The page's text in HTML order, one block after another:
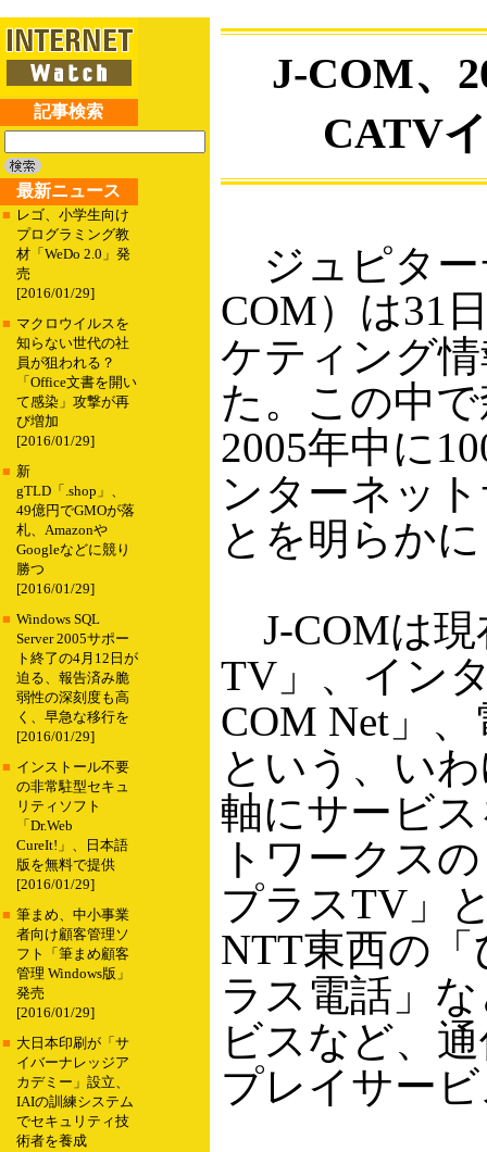
記事検索
最新ニュース
■ レゴ、小学生向け
プログラミング教
材「WeDo 2.0」発
売
[2016/01/29]
■ マクロウイルスを
知らない世代の社
員が狙われる？
「Office文書を開い
て感染」攻撃が再
び増加
[2016/01/29]
■ 新
gTLD「.shop」、
49億円でGMOが落
札、Amazonや
Googleなどに競り
勝つ
[2016/01/29]
■ Windows SQL
Server 2005サポー
ト終了の4月12日が
迫る、報告済み脆
弱性の深刻度も高
く、早急な移行を
[2016/01/29]
■ インストール不要
の非常駐型セキュ
リティソフト
「Dr.Web
CureIt!」、日本語
版を無料で提供
[2016/01/29]
■ 筆まめ、中小事業
者向け顧客管理ソ
フト「筆まめ顧客
管理 Windows版」
発売
[2016/01/29]
■ 大日本印刷が「サ
イバーナレッジア
カデミー」設立、
IAIの訓練システム
でセキュリティ技
術者を養成
J-COM、
CATV
ジュピター
COM）は31
ケティング
た。この中
2005年中に
ンターネッ
とを明らか
J-COMは現
TV」、イン
COM Net」
という、い
軸にサービ
トワークス
プラスTV」
NTT東西の
ラス電話」
ビスなど、
プレイサー